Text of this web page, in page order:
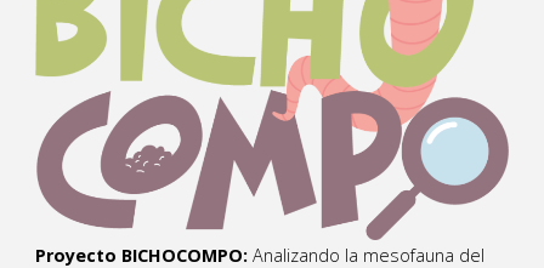
Proyecto BICHOCOMPO: Analizando la mesofauna del